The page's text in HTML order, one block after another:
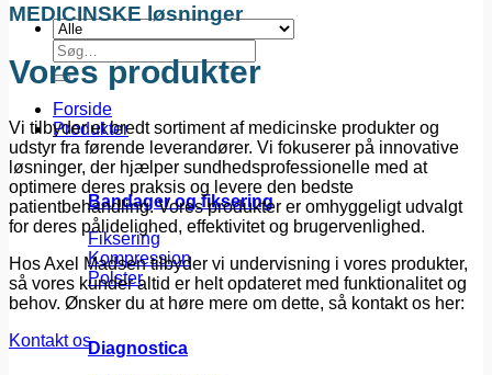
Søg
efter:
Forside
Produkter
Bandager og fiksering
Fiksering
Kompression
Polster
Diagnostica
MEDICINSKE løsninger
Vores produkter
Vi tilbyder et bredt sortiment af medicinske produkter og
udstyr fra førende leverandører. Vi fokuserer på innovative
løsninger, der hjælper sundhedsprofessionelle med at
optimere deres praksis og levere den bedste
patientbehandling. Vores produkter er omhyggeligt udvalgt
for deres pålidelighed, effektivitet og brugervenlighed.
Hos Axel Madsen tilbyder vi undervisning i vores produkter,
så vores kunder altid er helt opdateret med funktionalitet og
behov. Ønsker du at høre mere om dette, så kontakt os her:
Kontakt os